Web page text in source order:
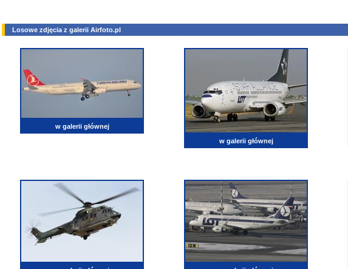
Losowe zdjęcia z galerii Airfoto.pl
w galerii głównej
w galerii głównej